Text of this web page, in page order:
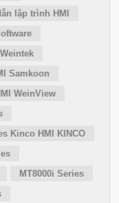
lập trình HMI
Samkoon
WeinView
Kinco HMI KINCO
MT8000i Series